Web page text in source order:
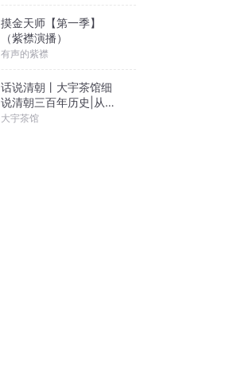
摸金天师【第一季】
（紫襟演播）
有声的紫襟
话说清朝丨大宇茶馆细
说清朝三百年历史|从努
尔哈赤到末代皇帝溥仪|
大宇茶馆